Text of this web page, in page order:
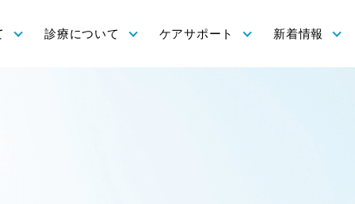
診療について ケアサポート 新着情報